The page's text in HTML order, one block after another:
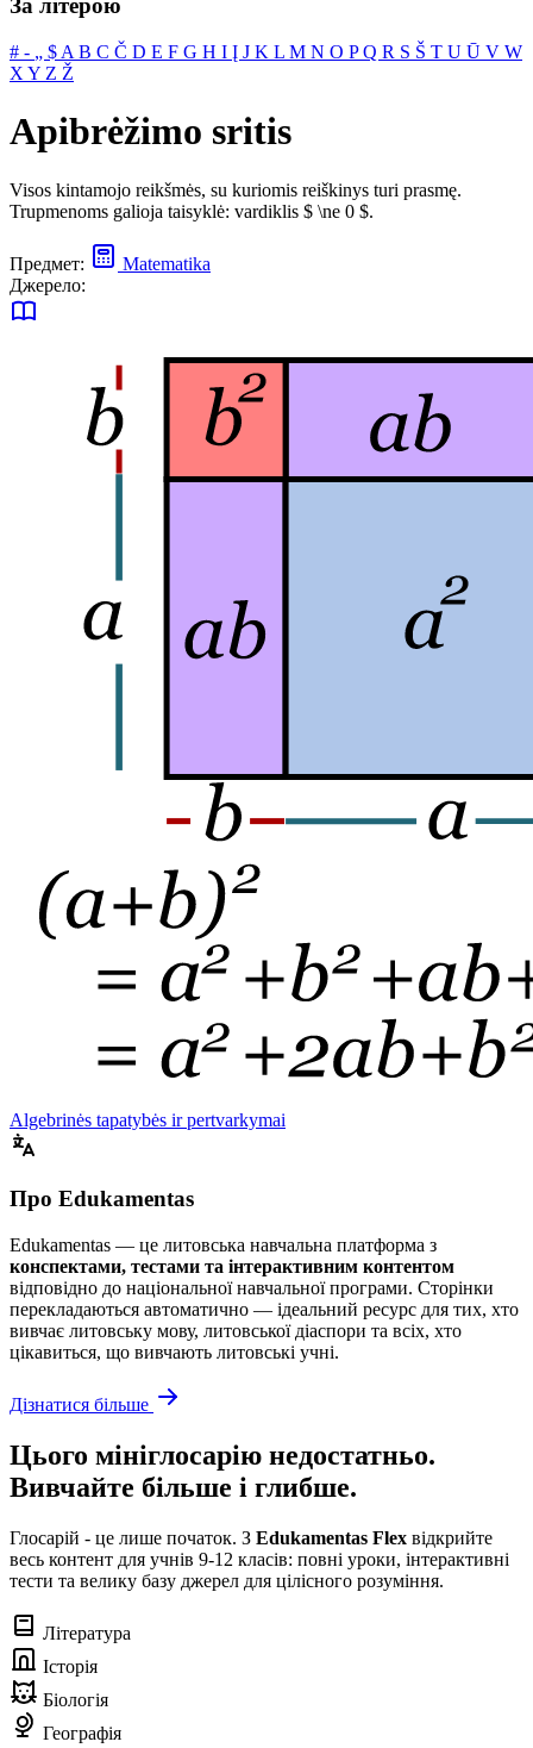
За літерою
# ‐ „ $ A B C Č D E F G H I Į J K L M N O PQ R S Š T U Ū V W
X Y Z Ž
Apibrėžimo sritis
Visos kintamojo reikšmės, su kuriomis reiškinys turi prasmę.
Trupmenoms galioja taisyklė: vardiklis $ \ne 0 $.
Предмет:
Matematika
Джерело:
Algebrinės tapatybės ir pertvarkymai
Про Edukamentas
Edukamentas — це литовська навчальна платформа з
конспектами, тестами та інтерактивним контентом
відповідно до національної навчальної програми. Сторінки
перекладаються автоматично — ідеальний ресурс для тих, хто
вивчає литовську мову, литовської діаспори та всіх, хто
цікавиться, що вивчають литовські учні.
Дізнатися більше
Цього мініглосарію недостатньо.
Вивчайте більше і глибше.
Глосарій - це лише початок. З Edukamentas Flex відкрийте
весь контент для учнів 9-12 класів: повні уроки, інтерактивні
тести та велику базу джерел для цілісного розуміння.
Література
Історія
Біологія
Географія